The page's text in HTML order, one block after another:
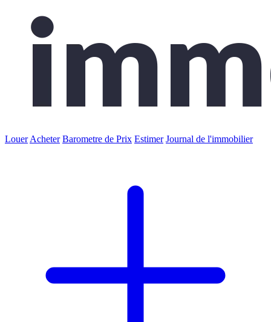
Louer Acheter Barometre de Prix Estimer Journal de l'immobilier